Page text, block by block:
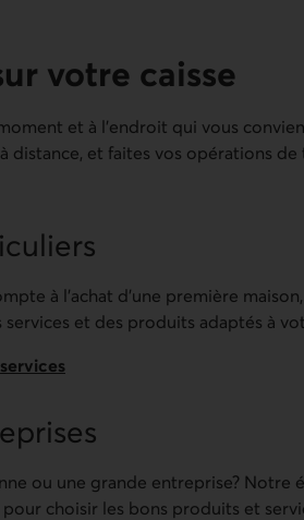
votre caisse
et à l’endroit qui vous
distance, et faites vos opérations de
à l’achat d’une première
et des produits adaptés à
ou une grande entreprise? Notre
choisir les bons produits et